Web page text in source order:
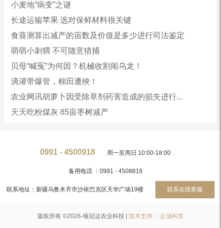
小麦地“病变”之谜
长途运输苹果 选对保鲜材料很关键
食葵测算出减产的亩数及价值是多少进行司法鉴定
萌萌小刺猬 不可随意猎捕
贝母“喊冤”为何因？机械收割闹乌龙！
滴灌带爆管，棉田遭殃！
农业网讯胡萝卜因受除草剂药害造成的损失进行...
天天吃粉煤灰 85亩枣树减产
0991 - 4500918 周一至周日 10:00-18:00
备用电话 ：0991 - 4508818
联系地址：新疆乌鲁木齐市沙依巴克区天华广场19楼 联系在线客服
版权所有 ©2026-臻冠达农业科技 | 技术支持： 云顶科技